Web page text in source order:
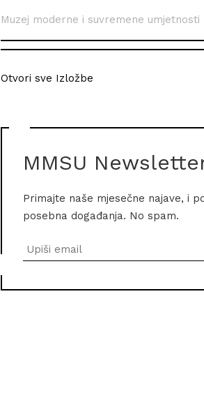
Muzej moderne i suvremene umjetnosti
Otvori sve Izložbe
MMSU
Primajte naše mjesečne najave, i
posebna događanja. No spam.